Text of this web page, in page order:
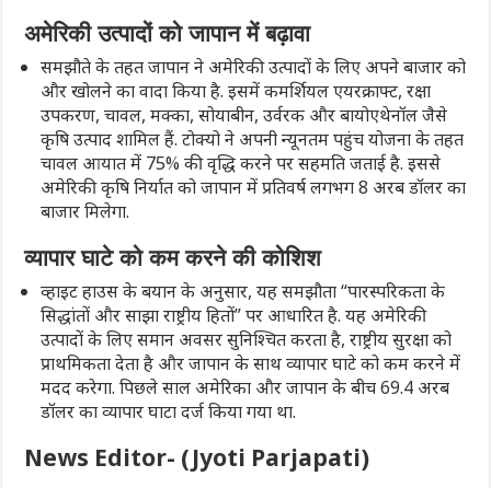
अमेरिकी उत्पादों को जापान में बढ़ावा
समझौते के तहत जापान ने अमेरिकी उत्पादों के लिए अपने बाजार को
और खोलने का वादा किया है. इसमें कमर्शियल एयरक्राफ्ट, रक्षा
उपकरण, चावल, मक्का, सोयाबीन, उर्वरक और बायोएथेनॉल जैसे
कृषि उत्पाद शामिल हैं. टोक्यो ने अपनी न्यूनतम पहुंच योजना के तहत
चावल आयात में 75% की वृद्धि करने पर सहमति जताई है. इससे
अमेरिकी कृषि निर्यात को जापान में प्रतिवर्ष लगभग 8 अरब डॉलर का
बाजार मिलेगा.
व्यापार घाटे को कम करने की कोशिश
व्हाइट हाउस के बयान के अनुसार, यह समझौता “पारस्परिकता के
सिद्धांतों और साझा राष्ट्रीय हितों” पर आधारित है. यह अमेरिकी
उत्पादों के लिए समान अवसर सुनिश्चित करता है, राष्ट्रीय सुरक्षा को
प्राथमिकता देता है और जापान के साथ व्यापार घाटे को कम करने में
मदद करेगा. पिछले साल अमेरिका और जापान के बीच 69.4 अरब
डॉलर का व्यापार घाटा दर्ज किया गया था.
News Editor- (Jyoti Parjapati)